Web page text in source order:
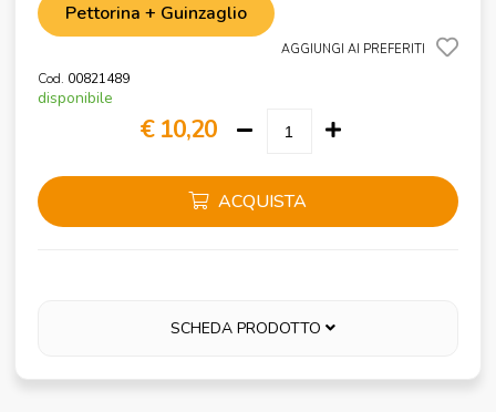
Pettorina + Guinzaglio
AGGIUNGI AI PREFERITI
Cod. 00821489
disponibile
€ 10,20
ACQUISTA
SCHEDA PRODOTTO